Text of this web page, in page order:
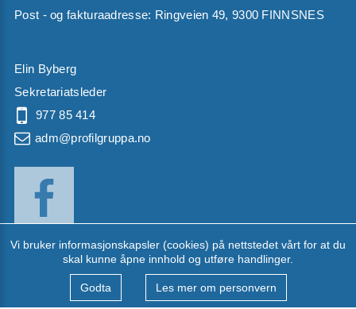
Post - og fakturaadresse: Ringveien 49, 9300 FINNSNES
Elin Byberg
Sekretariatsleder
977 85 414
adm@profilgruppa.no
Vi bruker informasjonskapsler (cookies) på nettstedet vårt for at du
skal kunne åpne innhold og utføre handlinger.
Godta Les mer om personvern